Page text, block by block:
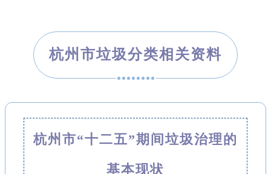
杭州市垃圾分类相关资料
杭州市“十二五”期间垃圾治理的
基本现状